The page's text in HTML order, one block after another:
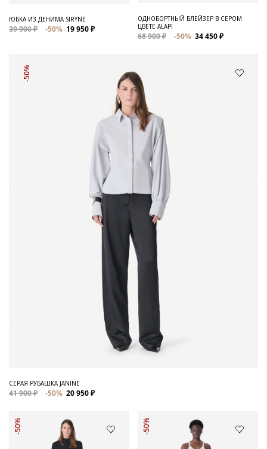
ЮБКА ИЗ ДЕНИМА SIRYNE
39 900 ₽ -50% 19 950 ₽
ОДНОБОРТНЫЙ БЛЕЙЗЕР В СЕРОМ
ЦВЕТЕ ALAPI
68 900 ₽ -50% 34 450 ₽
-50%
СЕРАЯ РУБАШКА JANINE
41 900 ₽ -50% 20 950 ₽
-50% -50%